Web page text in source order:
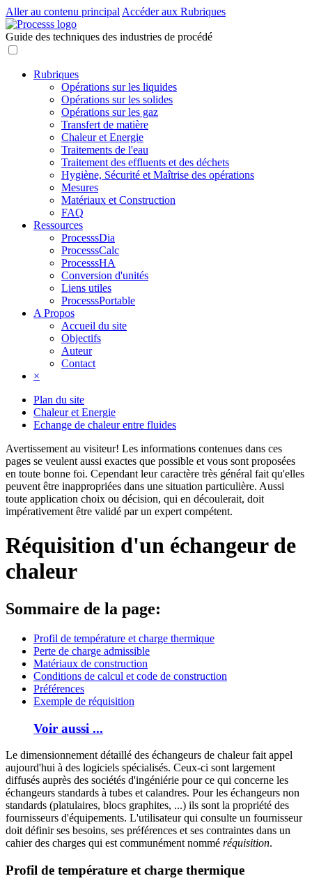
Aller au contenu principal Accéder aux Rubriques
Guide des techniques des industries de procédé
Rubriques
Opérations sur les liquides
Opérations sur les solides
Opérations sur les gaz
Transfert de matière
Chaleur et Energie
Traitements de l'eau
Traitement des effluents et des déchets
Hygiène, Sécurité et Maîtrise des opérations
Mesures
Matériaux et Construction
FAQ
Ressources
ProcesssDia
ProcesssCalc
ProcesssHA
Conversion d'unités
Liens utiles
ProcesssPortable
A Propos
Accueil du site
Objectifs
Auteur
Contact
×
Plan du site
Chaleur et Energie
Echange de chaleur entre fluides
Avertissement au visiteur! Les informations contenues dans ces
pages se veulent aussi exactes que possible et vous sont proposées
en toute bonne foi. Cependant leur caractère très général fait qu'elles
peuvent être inappropriées dans une situation particulière. Aussi
toute application choix ou décision, qui en découlerait, doit
impérativement être validé par un expert compétent.
Réquisition d'un échangeur de
chaleur
Sommaire de la page:
Profil de température et charge thermique
Perte de charge admissible
Matériaux de construction
Conditions de calcul et code de construction
Préférences
Exemple de réquisition
Voir aussi ...
Le dimensionnement détaillé des échangeurs de chaleur fait appel
aujourd'hui à des logiciels spécialisés. Ceux-ci sont largement
diffusés auprès des sociétés d'ingéniérie pour ce qui concerne les
échangeurs standards à tubes et calandres. Pour les échangeurs non
standards (platulaires, blocs graphites, ...) ils sont la propriété des
fournisseurs d'équipements. L'utilisateur qui consulte un fournisseur
doit définir ses besoins, ses préférences et ses contraintes dans un
cahier des charges qui est communément nommé réquisition.
Profil de température et charge thermique